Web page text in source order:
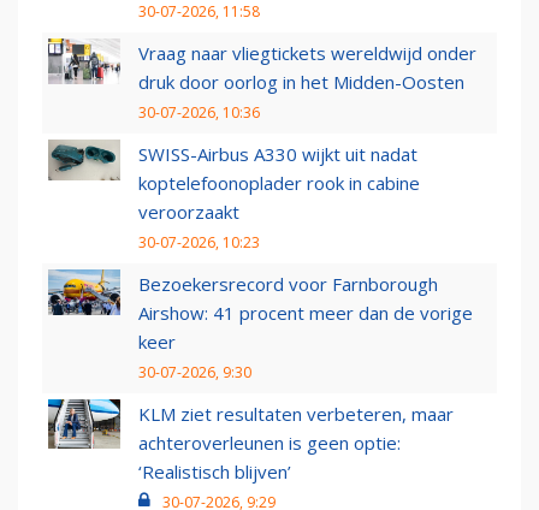
30-07-2026, 11:58
Vraag naar vliegtickets wereldwijd onder
druk door oorlog in het Midden-Oosten
30-07-2026, 10:36
SWISS-Airbus A330 wijkt uit nadat
koptelefoonoplader rook in cabine
veroorzaakt
30-07-2026, 10:23
Bezoekersrecord voor Farnborough
Airshow: 41 procent meer dan de vorige
keer
30-07-2026, 9:30
KLM ziet resultaten verbeteren, maar
achteroverleunen is geen optie:
‘Realistisch blijven’
30-07-2026, 9:29